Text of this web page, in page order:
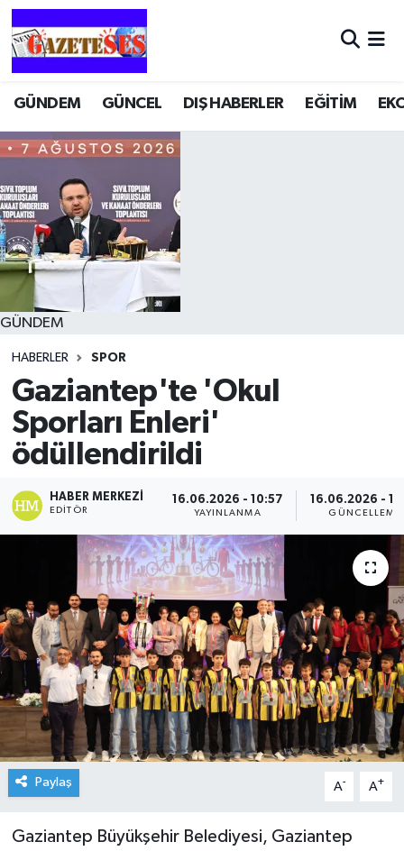
GÜNDEM GÜNCEL DIŞ HABERLER EĞİTİM
GÜNDEM
HABERLER SPOR
Gaziantep'te 'Okul
Sporları Enleri'
ödüllendirildi
HABER MERKEZI
EDITÖR
16.06.2026 - 10:57
YAYINLANMA
16.06.2026 -
GÜNCELLEME
Paylaş A- A+
Gaziantep Büyükşehir Belediyesi, Gaziantep